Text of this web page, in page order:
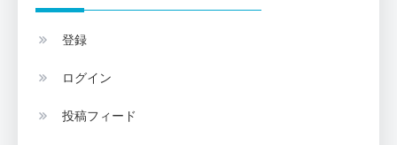
登録
ログイン
投稿フィード